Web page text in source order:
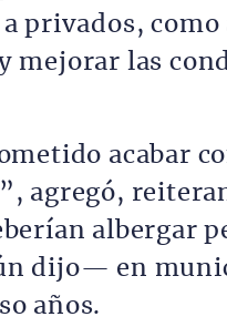
privados,
mejorar las
acabar
agregó,
albergar
dijo— en
años.